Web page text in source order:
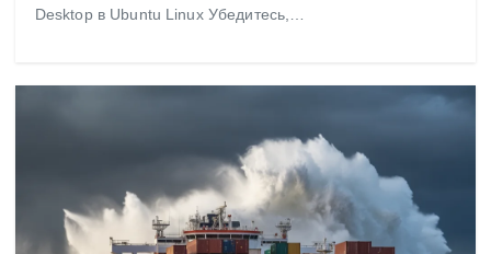
Desktop в Ubuntu Linux Убедитесь,…